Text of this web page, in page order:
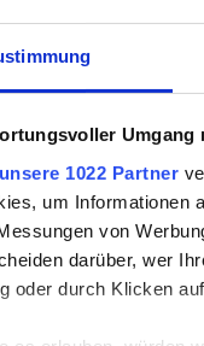
Umgang
unsere 1022 Partner
um Informationen
von
darüber, wer
oder durch Klicken